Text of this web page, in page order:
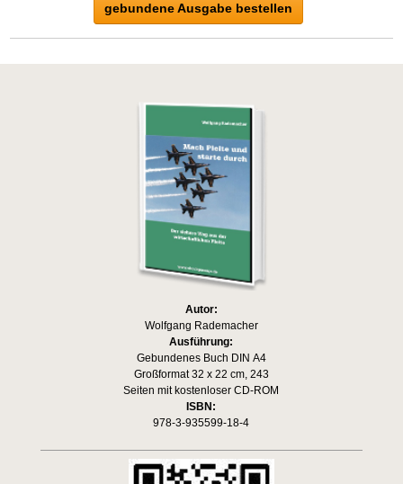
gebundene Ausgabe bestellen
Autor:
Wolfgang Rademacher
Ausführung:
Gebundenes Buch DIN A4
Großformat 32 x 22 cm, 243
Seiten mit kostenloser CD-ROM
ISBN:
978-3-935599-18-4